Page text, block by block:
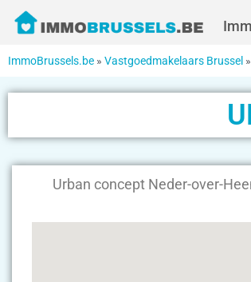
ImmoBrussels.be » Vastgoedmakelaars Brussel »
Urban concept Neder-over-